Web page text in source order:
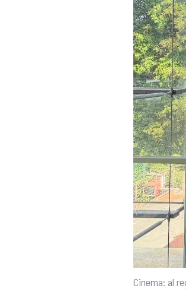
Cinema: al